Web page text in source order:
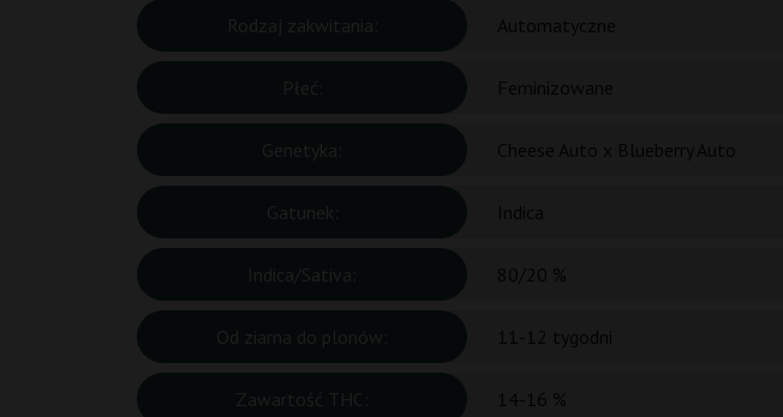
Rodzaj zakwitania:
Płeć:
Genetyka:
Gatunek:
Indica/Sativa:
Od ziarna do plonów:
Zawartość THC: